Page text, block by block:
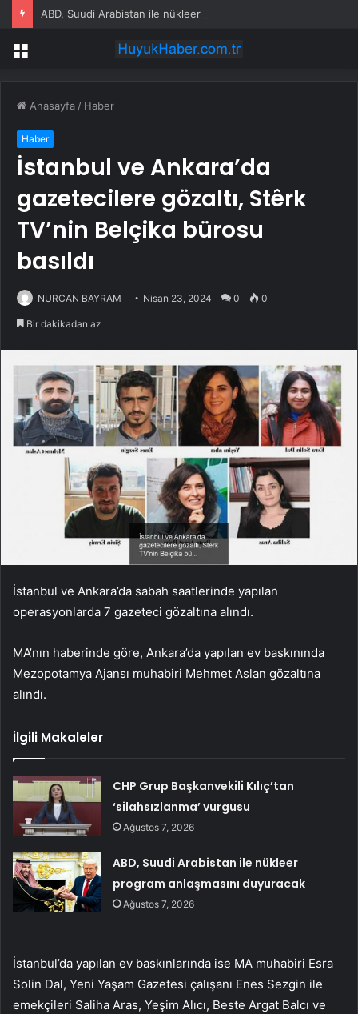
Menü
Anasayfa / Haber
Haber
İstanbul ve Ankara’da
gazetecilere gözaltı, Stêrk
TV’nin Belçika bürosu
basıldı
NURCAN BAYRAM Nisan 23, 2024 0 0
Bir dakikadan az
İstanbul ve Ankara’da sabah saatlerinde yapılan
operasyonlarda 7 gazeteci gözaltına alındı.
MA’nın haberinde göre, Ankara’da yapılan ev baskınında
Mezopotamya Ajansı muhabiri Mehmet Aslan gözaltına
alındı.
İlgili Makaleler
CHP Grup Başkanvekili Kılıç’tan
‘silahsızlanma’ vurgusu
Ağustos 7, 2026
ABD, Suudi Arabistan ile nükleer
program anlaşmasını duyuracak
Ağustos 7, 2026
İstanbul’da yapılan ev baskınlarında ise MA muhabiri Esra
Solin Dal, Yeni Yaşam Gazetesi çalışanı Enes Sezgin ile
emekçileri Saliha Aras, Yeşim Alıcı, Beste Argat Balcı ve